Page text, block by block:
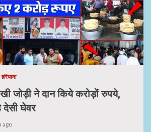
हरियाणा
जोड़ी ने दान किये करोड़ों रुपये,
घेवर
ago